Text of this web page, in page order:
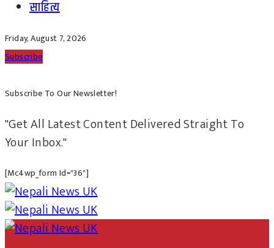
साहित्य
Friday, August 7, 2026
Subscribe
Subscribe To Our Newsletter!
"Get All Latest Content Delivered Straight To
Your Inbox."
[mc4wp_form Id="36"]